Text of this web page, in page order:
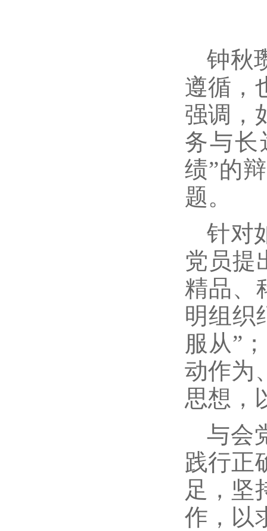
钟秋
遵循，
强调，
务与长
绩”的
题。
针对
党员提
精品、
明组织
服从”
动作为
思想，
与会
践行正
足，坚
作，以